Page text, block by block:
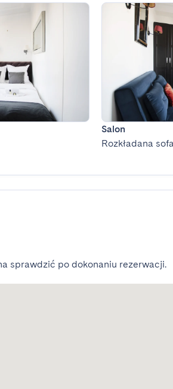
Salon
Rozkładana
sprawdzić po dokonaniu rezerwacji.